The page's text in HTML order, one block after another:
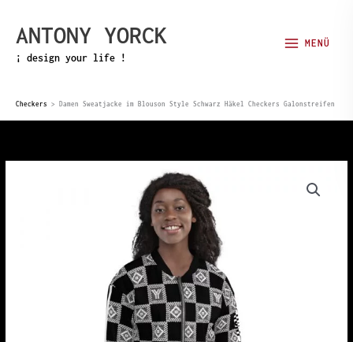
InhaltANTONY YORCK
¡ design your life !
MENÜ
Checkers > Damen Sweatjacke im Blouson Style Schwarz Häkel Checkers Galonstreifen